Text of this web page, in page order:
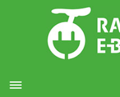
Toggle navigation